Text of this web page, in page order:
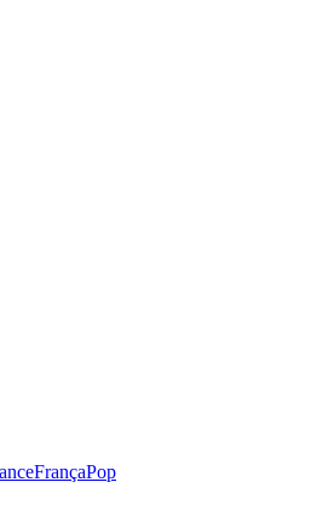
FrançaPop